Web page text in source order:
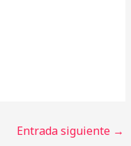
Entrada siguiente →